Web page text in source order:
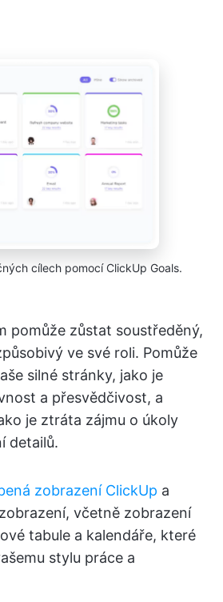
cílech pomocí ClickUp Goals.
pomůže zůstat soustředěný,
ve své roli. Pomůže
silné stránky, jako je
a přesvědčivost, a
je ztráta zájmu o úkoly
detailů.
zobrazení ClickUp a
včetně zobrazení
tabule a kalendáře, které
stylu práce a